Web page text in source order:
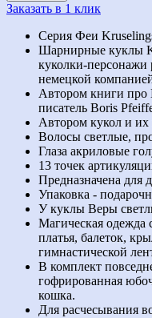
Заказать в 1 клик
Серия Феи
Шарнирные куклы
куколки-персонажи
немецкой
Автором книги про
писатель Boris
Автором кукол и их
Волосы светлые,
Глаза акриловые
13 точек
Предназначена для
Упаковка -
У куклы Веры
Магическая одежда
платья, балеток,
гимнастической
В комплект
гофрированная
кошка.
Для расчесывания